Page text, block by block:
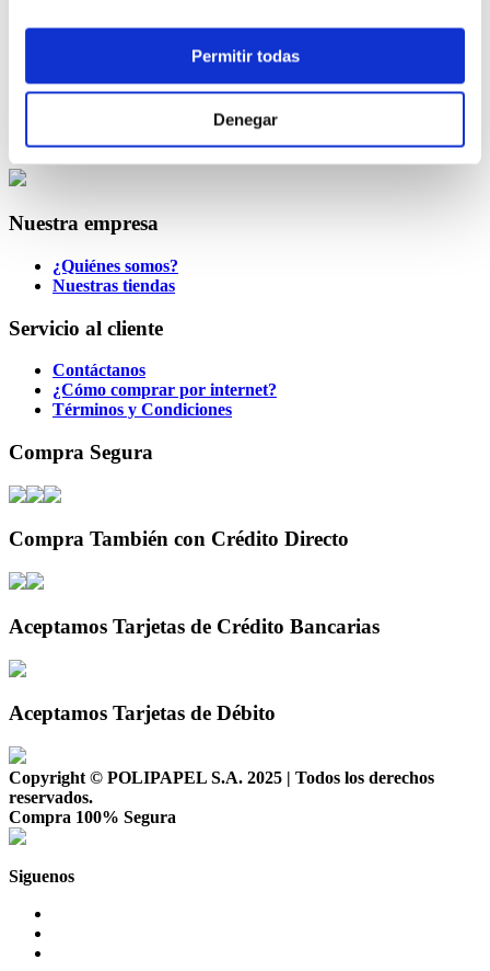
Permitir todas
Denegar
Lo quiero
$19.99
+
Lo quiero
Nuestra empresa
¿Quiénes somos?
Nuestras tiendas
Servicio al cliente
Contáctanos
¿Cómo comprar por internet?
Términos y Condiciones
Compra Segura
Compra También con Crédito Directo
Aceptamos Tarjetas de Crédito Bancarias
Aceptamos Tarjetas de Débito
Copyright © POLIPAPEL S.A. 2025 | Todos los derechos
reservados.
Compra 100% Segura
Siguenos